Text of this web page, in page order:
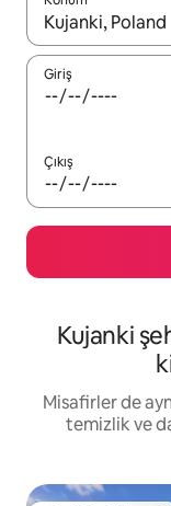
Sonuçlar
Giriş
Çıkış
Kujanki
Misafirler de
temizlik ve